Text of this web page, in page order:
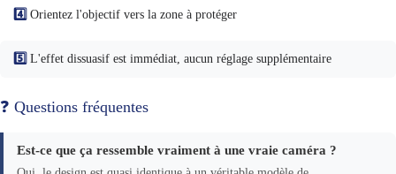
4️⃣ Orientez l'objectif vers la zone à protéger
5️⃣ L'effet dissuasif est immédiat, aucun réglage supplémentaire
❓ Questions fréquentes
Est-ce que ça ressemble vraiment à une vraie caméra ?